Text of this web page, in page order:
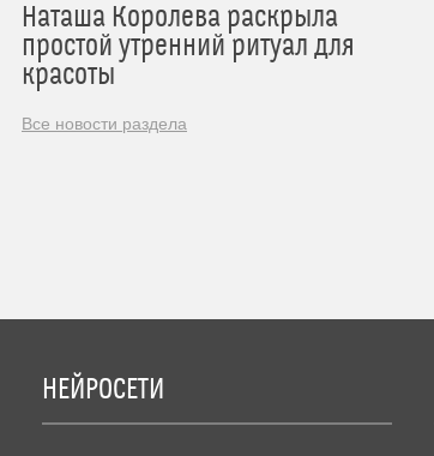
Наташа Королева раскрыла
простой утренний ритуал для
красоты
Все новости раздела
НЕЙРОСЕТИ